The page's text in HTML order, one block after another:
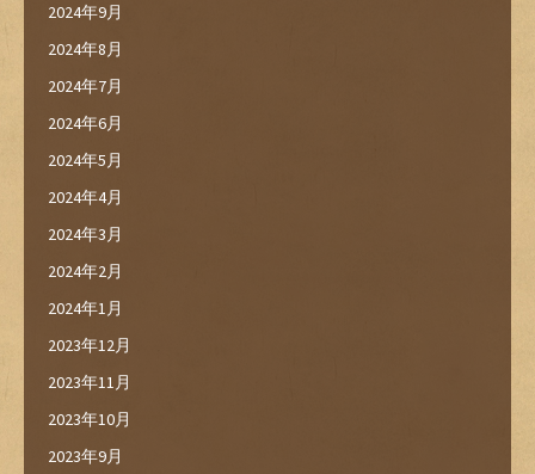
2024年9月
2024年8月
2024年7月
2024年6月
2024年5月
2024年4月
2024年3月
2024年2月
2024年1月
2023年12月
2023年11月
2023年10月
2023年9月